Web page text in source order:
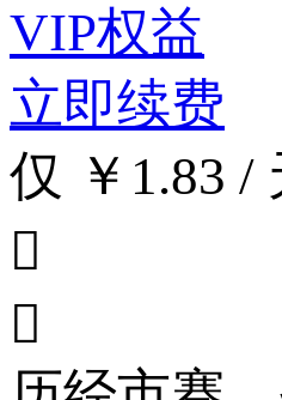
VIP权益
立即续费
仅 ￥1.83 /

